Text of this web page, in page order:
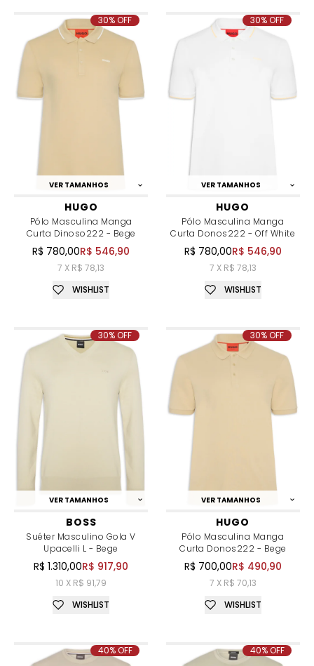
VER TAMANHOS
HUGO
Pólo Masculina Manga
Curta Dinoso222 - Bege
R$ 780,00R$ 546,90
7 X R$ 78,13
30% OFF
WISHLIST
VER TAMANHOS
HUGO
Pólo Masculina Manga
Curta Donos222 - Off White
R$ 780,00R$ 546,90
7 X R$ 78,13
30% OFF
WISHLIST
VER TAMANHOS
BOSS
Suéter Masculino Gola V
Upacelli L - Bege
R$ 1.310,00R$ 917,90
10 X R$ 91,79
30% OFF
WISHLIST
VER TAMANHOS
HUGO
Pólo Masculina Manga
Curta Donos222 - Bege
R$ 700,00R$ 490,90
7 X R$ 70,13
30% OFF
WISHLIST
40% OFF 40% OFF